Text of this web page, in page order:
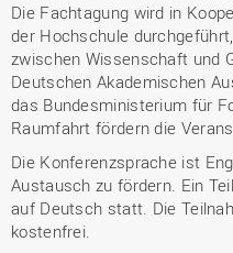
Die Fachtagung wird in
der Hochschule
zwischen Wissenschaft und
Deutschen Akademischen
das Bundesministerium für
Raumfahrt fördern die
Die Konferenzsprache ist
Austausch zu fördern. Ein
auf Deutsch statt. Die
kostenfrei.